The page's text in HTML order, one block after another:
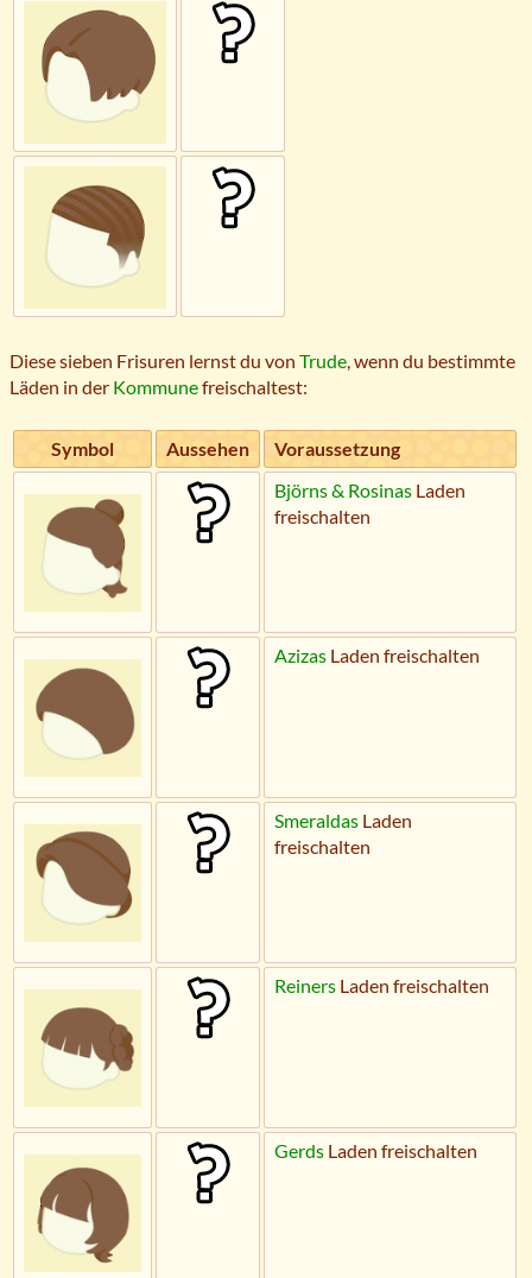
Diese sieben Frisuren lernst du von Trude , wenn du bestimmte
Läden in der Kommunefreischaltest:
Symbol Aussehen
Voraussetzung
Björns & Rosinas Laden
freischalten
Azizas Laden freischalten
Smeraldas Laden
freischalten
Reiners Laden freischalten
Gerds Laden freischalten